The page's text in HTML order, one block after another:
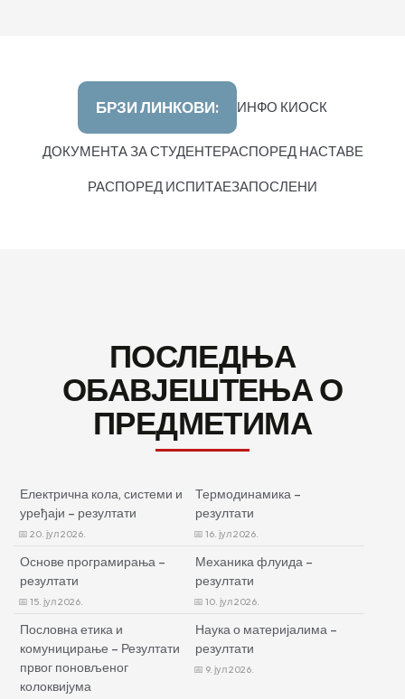
БРЗИ ЛИНКОВИ: ИНФО КИОСК
ДОКУМЕНТА ЗА СТУДЕНТЕРАСПОРЕД НАСТАВЕ
РАСПОРЕД ИСПИТАЕЗАПОСЛЕНИ
ПОСЛЕДЊА
ОБАВЈЕШТЕЊА О
ПРЕДМЕТИМА
Електрична кола, системи и
уређаји – резултати
20. јул 2026.
Термодинамика –
резултати
16. јул 2026.
Основе програмирања –
резултати
15. јул 2026.
Механика флуида –
резултати
10. јул 2026.
Пословна етика и
комуницирање – Резултати
првог поновљеног
колоквијума
Наука о материјалима –
резултати
9. јул 2026.